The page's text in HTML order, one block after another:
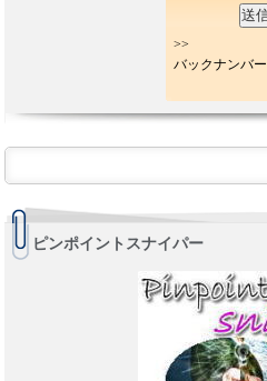
>>
バックナンバー
ピンポイントスナイパー